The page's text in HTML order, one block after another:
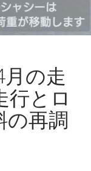
月の走
行とロ
の再調